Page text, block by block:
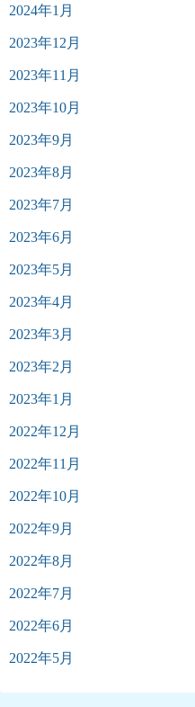
2024年1月
2023年12月
2023年11月
2023年10月
2023年9月
2023年8月
2023年7月
2023年6月
2023年5月
2023年4月
2023年3月
2023年2月
2023年1月
2022年12月
2022年11月
2022年10月
2022年9月
2022年8月
2022年7月
2022年6月
2022年5月